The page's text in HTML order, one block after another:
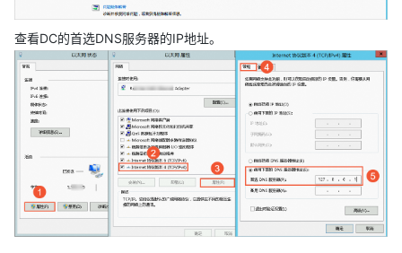
查看DC的首选DNS服务器的IP地址。